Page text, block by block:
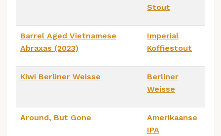
Stout
Barrel Aged Vietnamese
Abraxas (2023)
Imperial
Koffiestout
Kiwi Berliner Weisse
Berliner
Weisse
Around, But Gone
Amerikaanse
IPA